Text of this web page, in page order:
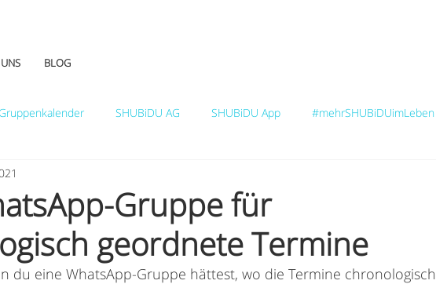
BLOG
SHUBiDU AG SHUBiDU App #mehrSHUBiDUimLeben
Gruppe für
geordnete Termine
du eine WhatsApp-Gruppe hättest, wo die Termine chronologisch